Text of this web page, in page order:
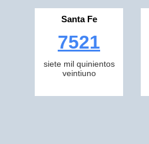
Santa Fe
7521
siete mil quinientos
veintiuno